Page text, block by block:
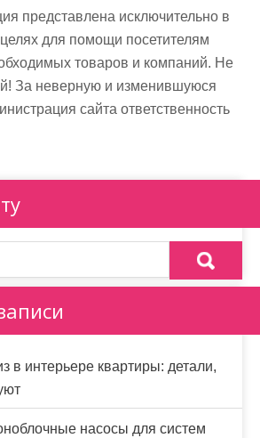
представлена исключительно в
для помощи посетителям
товаров и компаний. Не
За неверную и изменившуюся
сайта ответственность
в интерьере квартиры: детали,
насосы для систем